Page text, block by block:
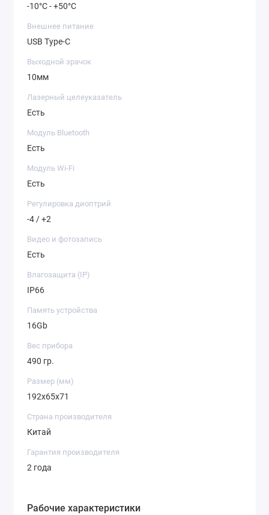
-10°C - +50°C
Внешнее питание
USB Type-C
Выходной зрачок
10мм
Лазерный целеуказатель
Есть
Модуль Bluetooth
Есть
Модуль Wi-Fi
Есть
Регулировка диоптрий
-4 / +2
Видео и фотозапись
Есть
Влагозащита (IP)
IP66
Память устройства
16Gb
Вес прибора
490 гр.
Размер (мм)
192x65x71
Страна производителя
Китай
Гарантия производителя
2 года
Рабочие характеристики